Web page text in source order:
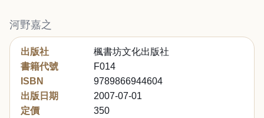
河野嘉之
出版社
楓書坊文化出版社
書籍代號
F014
ISBN
9789866944604
出版日期
2007-07-01
定價
350